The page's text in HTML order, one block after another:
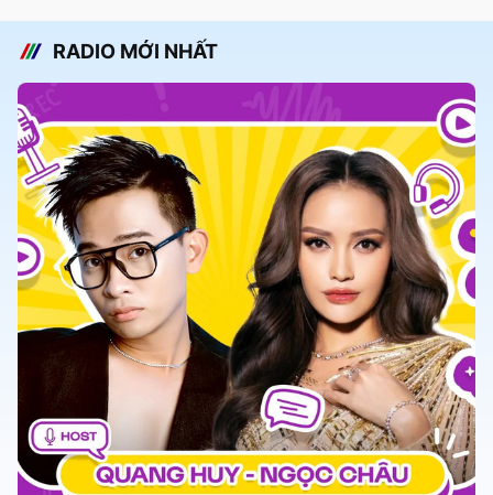
RADIO MỚI NHẤT